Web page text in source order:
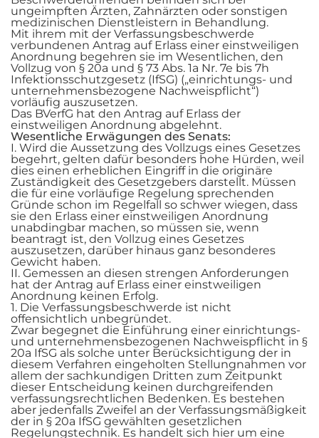
ungeimpften Ärzten, Zahnärzten oder sonstigen
medizinischen Dienstleistern in Behandlung.
Mit ihrem mit der Verfassungsbeschwerde
verbundenen Antrag auf Erlass einer einstweiligen
Anordnung begehren sie im Wesentlichen, den
Vollzug von § 20a und § 73 Abs. 1a Nr. 7e bis 7h
Infektionsschutzgesetz (IfSG) („einrichtungs- und
unternehmensbezogene Nachweispflicht“)
vorläufig auszusetzen.
Das BVerfG hat den Antrag auf Erlass der
einstweiligen Anordnung abgelehnt.
Wesentliche Erwägungen des Senats:
I. Wird die Aussetzung des Vollzugs eines Gesetzes
begehrt, gelten dafür besonders hohe Hürden, weil
dies einen erheblichen Eingriff in die originäre
Zuständigkeit des Gesetzgebers darstellt. Müssen
die für eine vorläufige Regelung sprechenden
Gründe schon im Regelfall so schwer wiegen, dass
sie den Erlass einer einstweiligen Anordnung
unabdingbar machen, so müssen sie, wenn
beantragt ist, den Vollzug eines Gesetzes
auszusetzen, darüber hinaus ganz besonderes
Gewicht haben.
II. Gemessen an diesen strengen Anforderungen
hat der Antrag auf Erlass einer einstweiligen
Anordnung keinen Erfolg.
1. Die Verfassungsbeschwerde ist nicht
offensichtlich unbegründet.
Zwar begegnet die Einführung einer einrichtungs-
und unternehmensbezogenen Nachweispflicht in §
20a IfSG als solche unter Berücksichtigung der in
diesem Verfahren eingeholten Stellungnahmen vor
allem der sachkundigen Dritten zum Zeitpunkt
dieser Entscheidung keinen durchgreifenden
verfassungsrechtlichen Bedenken. Es bestehen
aber jedenfalls Zweifel an der Verfassungsmäßigkeit
der in § 20a IfSG gewählten gesetzlichen
Regelungstechnik. Es handelt sich hier um eine